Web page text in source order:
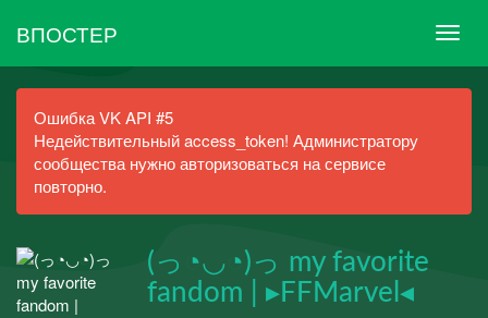
ВПОСТЕР
Ошибка VK API #5
Недействительный access_token! Администратору
сообщества нужно авторизоваться на сервисе
повторно.
(っ◔◡◔)っ my favorite
fandom | ▸FFMarvel◂